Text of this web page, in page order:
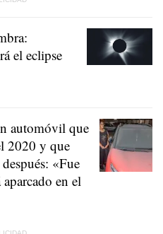
el eclipse
automóvil que
2020 y que
«Fue
en el